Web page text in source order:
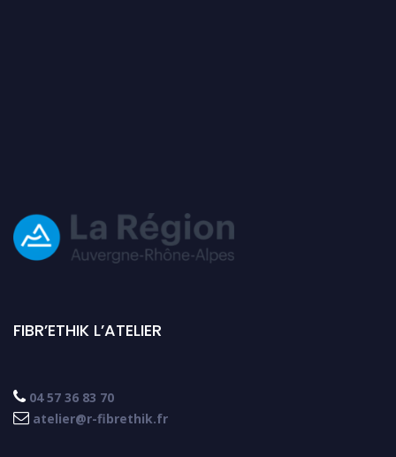
FIBR’ETHIK L’ATELIER
 04 57 36 83 70
 atelier@r-fibrethik.fr